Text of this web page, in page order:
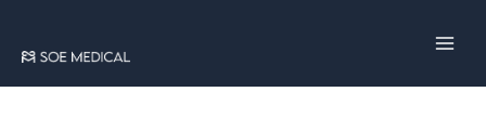
content